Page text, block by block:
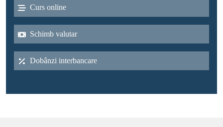
Curs online
Schimb valutar
Dobânzi interbancare